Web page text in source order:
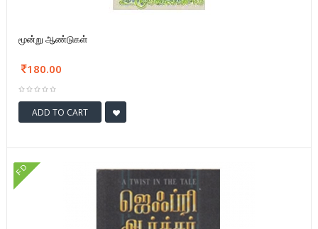
மூன்று ஆண்டுகள்
180.00
ADD TO CART
FD